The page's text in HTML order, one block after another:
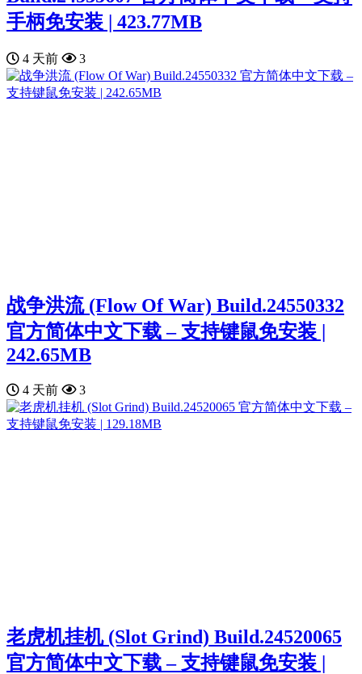
手柄免安装 | 423.77MB
4 天前 3
战争洪流 (Flow Of War) Build.24550332
官方简体中文下载 – 支持键鼠免安装 |
242.65MB
4 天前 3
老虎机挂机 (Slot Grind) Build.24520065
官方简体中文下载 – 支持键鼠免安装 |